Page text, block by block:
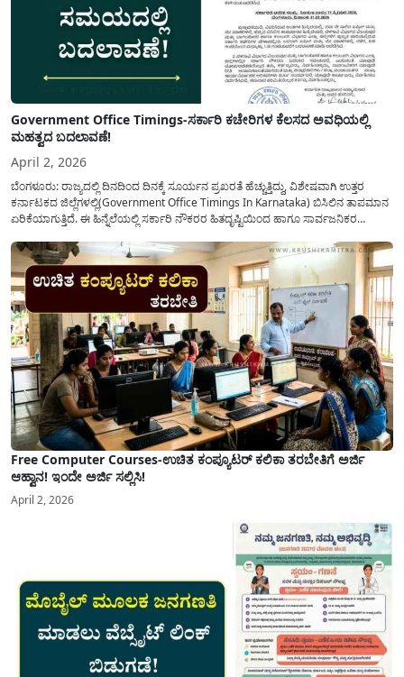
Government Office Timings-ಸರ್ಕಾರಿ ಕಚೇರಿಗಳ ಕೆಲಸದ ಅವಧಿಯಲ್ಲಿ
ಮಹತ್ವದ ಬದಲಾವಣೆ!
April 2, 2026
ಬೆಂಗಳೂರು: ರಾಜ್ಯದಲ್ಲಿ ದಿನದಿಂದ ದಿನಕ್ಕೆ ಸೂರ್ಯನ ಪ್ರಖರತೆ ಹೆಚ್ಚುತ್ತಿದ್ದು, ವಿಶೇಷವಾಗಿ ಉತ್ತರ
ಕರ್ನಾಟಕದ ಜಿಲ್ಲೆಗಳಲ್ಲಿ(Government Office Timings In Karnataka) ಬಿಸಿಲಿನ ತಾಪಮಾನ
ಏರಿಕೆಯಾಗುತ್ತಿದೆ. ಈ ಹಿನ್ನೆಲೆಯಲ್ಲಿ ಸರ್ಕಾರಿ ನೌಕರರ ಹಿತದೃಷ್ಟಿಯಿಂದ ಹಾಗೂ ಸಾರ್ವಜನಿಕರ
ಮತ್ತು ಕಲ್ಯಾಣ ಕರ್ನಾಟಕದ ಒಟ್ಟು 9 ಜಿಲ್ಲೆಗಳಲ್ಲಿ ಏಪ್ರಿಲ್...
Free Computer Courses-ಉಚಿತ ಕಂಪ್ಯೂಟರ್ ಕಲಿಕಾ ತರಬೇತಿಗೆ ಅರ್ಜಿ
ಆಹ್ವಾನ! ಇಂದೇ ಅರ್ಜಿ ಸಲ್ಲಿಸಿ!
April 2, 2026